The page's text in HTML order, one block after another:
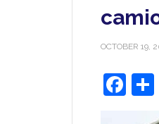
OCTOBER 19,